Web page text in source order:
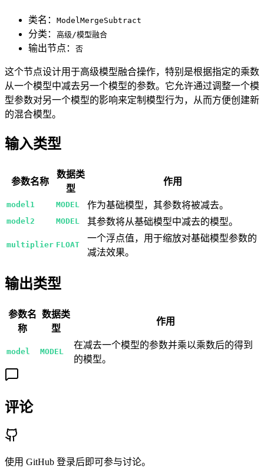
类名： ModelMergeSubtract
分类： 高级/模型融合
输出节点： 否
这个节点设计用于高级模型融合操作，特别是根据指定的乘数
从一个模型中减去另一个模型的参数。它允许通过调整一个模
型参数对另一个模型的影响来定制模型行为，从而方便创建新
的混合模型。
输入类型
参数名称
数据类
型
作用
model1 MODEL 作为基础模型，其参数将被减去。
model2 MODEL 其参数将从基础模型中减去的模型。
multiplier FLOAT
一个浮点值，用于缩放对基础模型参数的
减法效果。
输出类型
参数名
称
数据类
型
作用
model MODEL
在减去一个模型的参数并乘以乘数后的得到
的模型。
评论
使用 GitHub 登录后即可参与讨论。